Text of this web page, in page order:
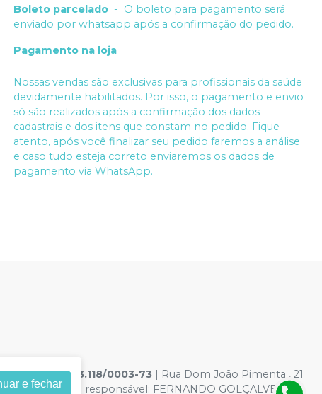
Boleto parcelado - O boleto para pagamento será
enviado por whatsapp após a confirmação do pedido.
Pagamento na loja
Nossas vendas são exclusivas para profissionais da saúde
devidamente habilitados. Por isso, o pagamento e envio
só são realizados após a confirmação dos dados
cadastrais e dos itens que constam no pedido. Fique
atento, após você finalizar seu pedido faremos a análise
e caso tudo esteja correto enviaremos os dados de
pagamento via WhatsApp.
|03.513.118/0003-73 | Rua Dom João Pimenta , 21
Farmacêutico responsável: FERNANDO GOLÇALVES
e fechar